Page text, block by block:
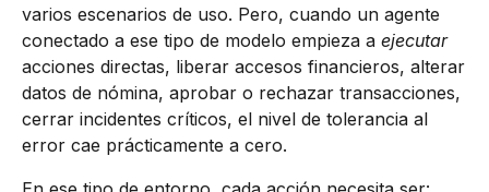
varios escenarios de uso. Pero, cuando un agente
conectado a ese tipo de modelo empieza a ejecutar
acciones directas, liberar accesos financieros, alterar
datos de nómina, aprobar o rechazar transacciones,
cerrar incidentes críticos, el nivel de tolerancia al
error cae prácticamente a cero.